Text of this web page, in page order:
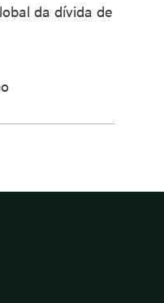
da dívida de